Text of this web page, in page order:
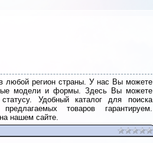
любой регион страны. У нас Вы можете
модели и формы. Здесь Вы можете
Удобный каталог для поиска
товаров гарантируем.
нашем сайте.